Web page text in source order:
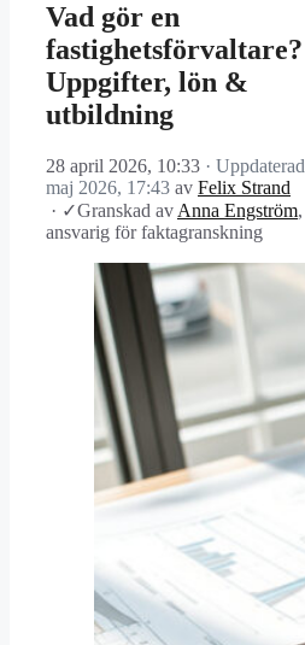
Vad gör en
fastighetsförvaltare?
Uppgifter, lön &
utbildning
28 april 2026, 10:33 · Uppdaterad
maj 2026, 17:43 av Felix Strand
· ✓Granskad av Anna Engström,
ansvarig för faktagranskning